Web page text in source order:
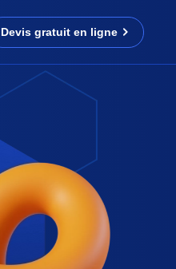
Devis gratuit en ligne